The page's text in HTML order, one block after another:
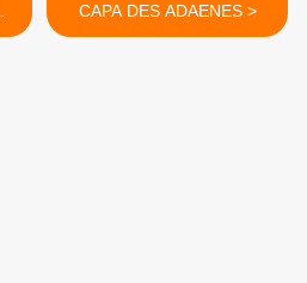
CAPA DES ADAENES >